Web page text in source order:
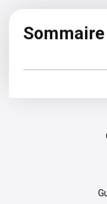
Sommaire